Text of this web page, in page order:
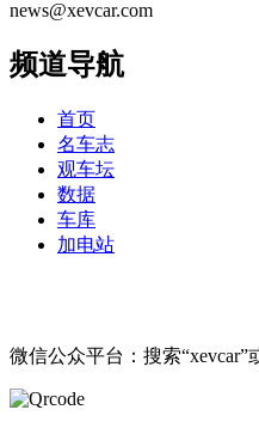
news@xevcar.com
频道导航
首页
名车志
观车坛
数据
车库
加电站
微信公众平台：搜索